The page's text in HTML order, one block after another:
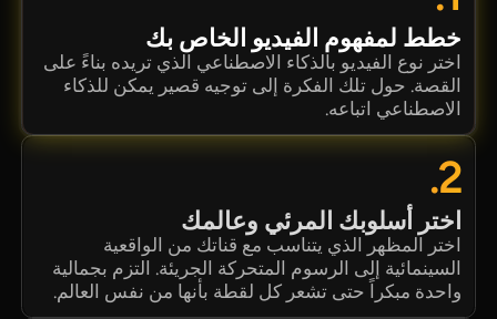
خطط لمفهوم الفيديو الخاص بك
اختر نوع الفيديو بالذكاء الاصطناعي الذي تريده بناءً على
القصة. حول تلك الفكرة إلى توجيه قصير يمكن للذكاء
الاصطناعي اتباعه.
2.
اختر أسلوبك المرئي وعالمك
اختر المظهر الذي يتناسب مع قناتك من الواقعية
السينمائية إلى الرسوم المتحركة الجريئة. التزم بجمالية
واحدة مبكراً حتى تشعر كل لقطة بأنها من نفس العالم.